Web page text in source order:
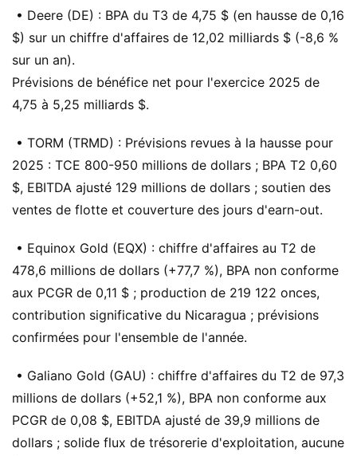
• Deere (DE) : BPA du T3 de 4,75 $ (en hausse de 0,16
$) sur un chiffre d'affaires de 12,02 milliards $ (-8,6 %
sur un an).
Prévisions de bénéfice net pour l'exercice 2025 de
4,75 à 5,25 milliards $.
• TORM (TRMD) : Prévisions revues à la hausse pour
2025 : TCE 800-950 millions de dollars ; BPA T2 0,60
$, EBITDA ajusté 129 millions de dollars ; soutien des
ventes de flotte et couverture des jours d'earn-out.
• Equinox Gold (EQX) : chiffre d'affaires au T2 de
478,6 millions de dollars (+77,7 %), BPA non conforme
aux PCGR de 0,11 $ ; production de 219 122 onces,
contribution significative du Nicaragua ; prévisions
confirmées pour l'ensemble de l'année.
• Galiano Gold (GAU) : chiffre d'affaires du T2 de 97,3
millions de dollars (+52,1 %), BPA non conforme aux
PCGR de 0,08 $, EBITDA ajusté de 39,9 millions de
dollars ; solide flux de trésorerie d'exploitation, aucune